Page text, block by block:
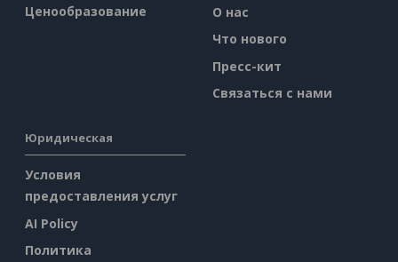
Ценообразование
О нас
Что нового
Пресс-кит
Связаться с нами
Юридическая
Условия
предоставления услуг
AI Policy
Политика